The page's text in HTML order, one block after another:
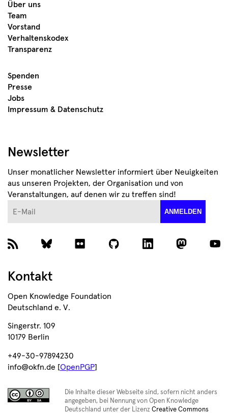
Über uns
Team
Vorstand
Verhaltenskodex
Transparenz
Spenden
Presse
Jobs
Impressum & Datenschutz
Newsletter
Unser monatlicher Newsletter informiert über Neuigkeiten
aus unseren Projekten, der Organisation und von
Veranstaltungen, auf denen wir zu treffen sind!
ANMELDEN
Kontakt
Open Knowledge Foundation
Deutschland e. V.
Singerstr. 109
10179 Berlin
+49-30-97894230
info@okfn.de [OpenPGP]
Die Inhalte dieser Webseite sind, sofern nicht anders
angegeben, bei Nennung von Open Knowledge
Deutschland unter der Lizenz Creative Commons